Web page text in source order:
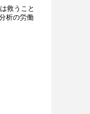
救うこと
析の労働